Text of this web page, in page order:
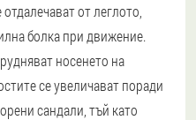
от леглото,
болка при движение.
носенето на
се увеличават поради
сандали, тъй като